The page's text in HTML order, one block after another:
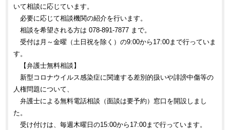
いて相談に応じています。
必要に応じて相談機関の紹介を行います。
相談を希望される方は 078-891-7877 まで。
受付は月～金曜（土日祝を除く）の9:00から17:00まで行っていま
す。
【弁護士無料相談】
新型コロナウイルス感染症に関連する差別的扱いや誹謗中傷等の
人権問題について、
弁護士による無料電話相談（面談は要予約）窓口を開設しまし
た。
受け付けは、毎週木曜日の15:00から17:00まで行っています。